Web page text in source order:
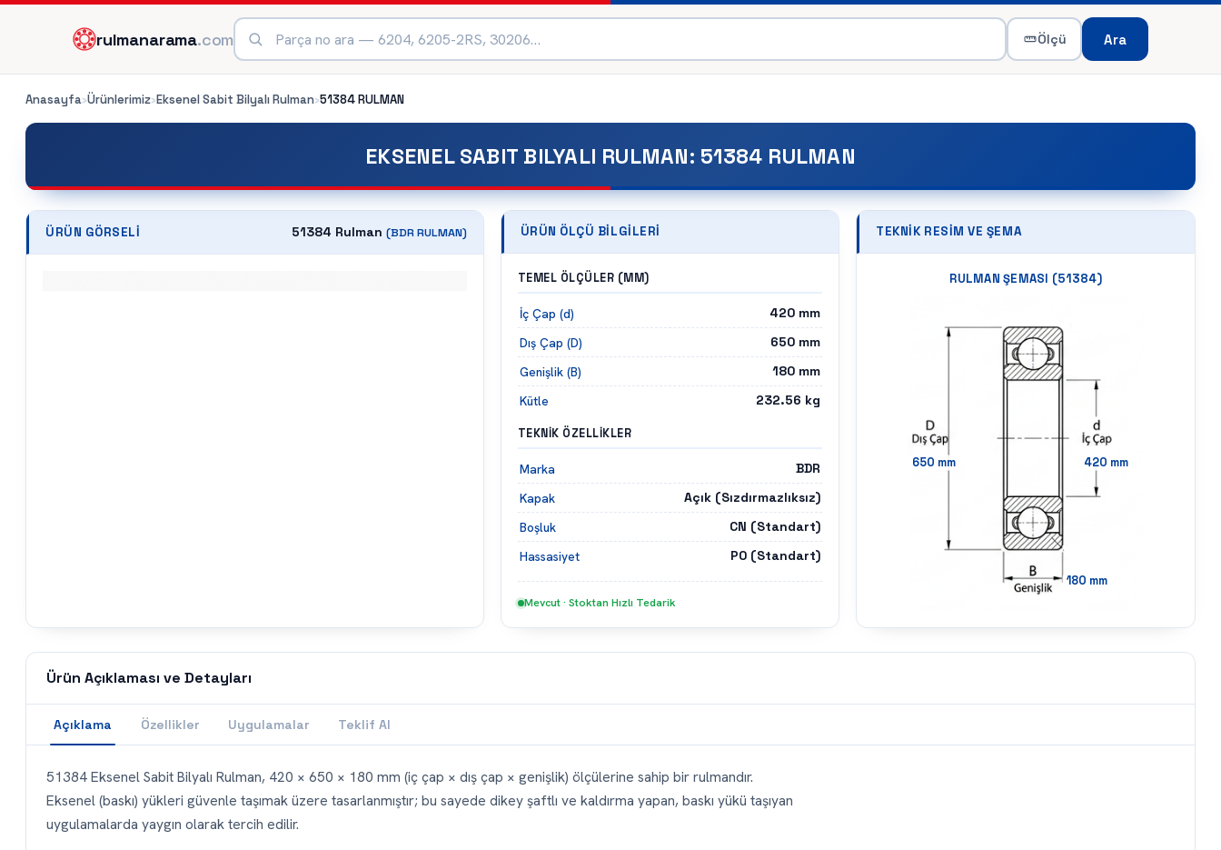
rulmanarama.com Ölçü Ara
Anasayfa›Ürünlerimiz›Eksenel Sabit Bilyalı Rulman›51384RULMAN
EKSENEL SABIT BILYALI RULMAN: 51384 RULMAN
ÜRÜN GÖRSELI 51384 Rulman (BDRRULMAN) ÜRÜN ÖLÇÜ BILGILERI
TEMEL ÖLÇÜLER (MM)
İç Çap (d) 420 mm
Dış Çap (D)
650 mm
Genişlik (B)
180 mm
Kütle
232.56 kg
TEKNIK ÖZELLIKLER
Marka
BDR
Kapak
Açık (Sızdırmazlıksız)
Boşluk
CN (Standart)
Hassasiyet
P0 (Standart)
Mevcut · Stoktan Hızlı Tedarik
TEKNIK RESIM VE ŞEMA
RULMAN ŞEMASI (51384)
650 mm 420 mm
180 mm
Ürün Açıklaması ve Detayları
Açıklama Özellikler Uygulamalar Teklif Al
51384 Eksenel Sabit Bilyalı Rulman, 420 × 650 × 180 mm (iç çap × dış çap × genişlik) ölçülerine sahip bir rulmandır.
Eksenel (baskı) yükleri güvenle taşımak üzere tasarlanmıştır; bu sayede dikey şaftlı ve kaldırma yapan, baskı yükü taşıyan
uygulamalarda yaygın olarak tercih edilir.